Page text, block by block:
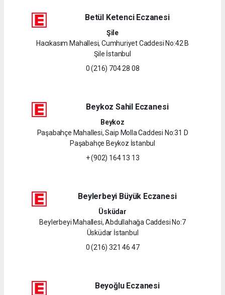
Betül Ketenci Eczanesi
Şile
Hacıkasım Mahallesi, Cumhuriyet Caddesi No:42 B
Şile İstanbul
0 (216) 704 28 08
Beykoz Sahil Eczanesi
Beykoz
Paşabahçe Mahallesi, Saip Molla Caddesi No:31 D
Paşabahçe Beykoz İstanbul
+ (902) 164 13 13
Beylerbeyi Büyük Eczanesi
Üsküdar
Beylerbeyi Mahallesi, Abdullahağa Caddesi No:7
Üsküdar İstanbul
0 (216) 321 46 47
Beyoğlu Eczanesi